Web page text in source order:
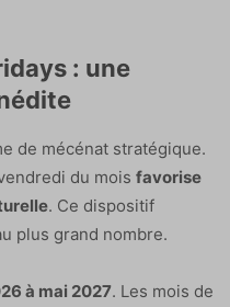
: une
de mécénat stratégique.
du mois favorise
. Ce dispositif
plus grand nombre.
à mai 2027. Les mois de